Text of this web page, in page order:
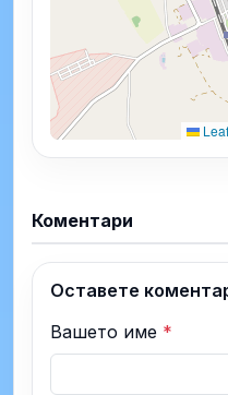
Коментари
Оставете
Вашето име *